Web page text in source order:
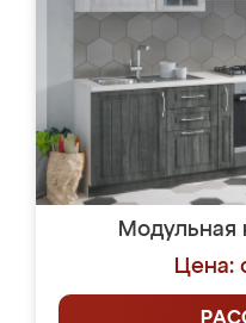
Модульная
Цена: